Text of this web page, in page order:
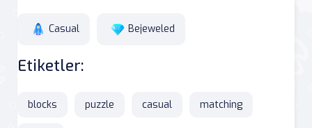
Casual Bejeweled
Etiketler:
blocks puzzle casual matching